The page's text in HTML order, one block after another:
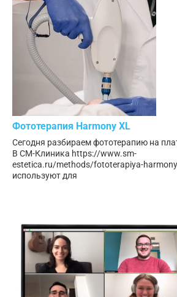
Фототерапия Harmony XL
Сегодня разбираем фототерапию на
В СМ-Клиника https://www.sm-
estetica.ru/methods/fototerapiya-
используют для